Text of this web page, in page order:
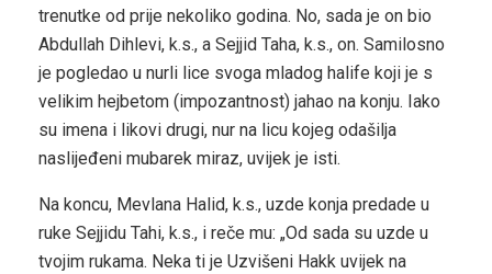
trenutke od prije nekoliko godina. No, sada je on bio
Abdullah Dihlevi, k.s., a Sejjid Taha, k.s., on. Samilosno
je pogledao u nurli lice svoga mladog halife koji je s
velikim hejbetom (impozantnost) jahao na konju. Iako
su imena i likovi drugi, nur na licu kojeg odašilja
naslijeđeni mubarek miraz, uvijek je isti.
Na koncu, Mevlana Halid, k.s., uzde konja predade u
ruke Sejjidu Tahi, k.s., i reče mu: „Od sada su uzde u
tvojim rukama. Neka ti je Uzvišeni Hakk uvijek na